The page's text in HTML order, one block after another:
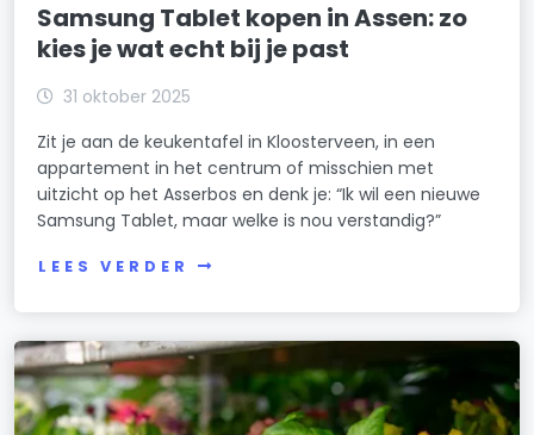
Samsung Tablet kopen in Assen: zo
kies je wat echt bij je past
31 oktober 2025
Zit je aan de keukentafel in Kloosterveen, in een
appartement in het centrum of misschien met
uitzicht op het Asserbos en denk je: “Ik wil een nieuwe
Samsung Tablet, maar welke is nou verstandig?”
LEES VERDER